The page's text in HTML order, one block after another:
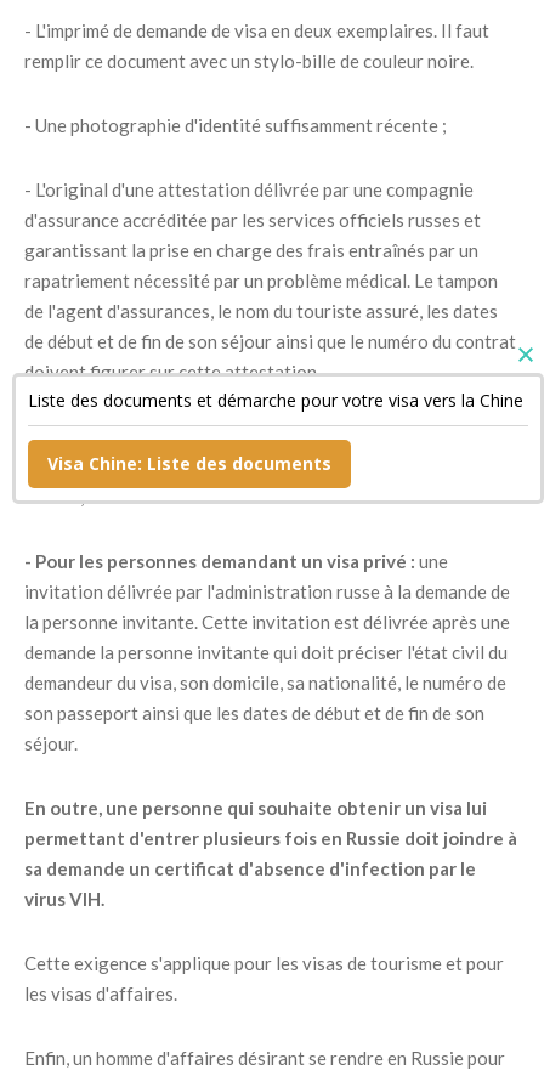
- L'imprimé de demande de visa en deux exemplaires. Il faut
remplir ce document avec un stylo-bille de couleur noire.
- Une photographie d'identité suffisamment récente ;
- L'original d'une attestation délivrée par une compagnie
d'assurance accréditée par les services officiels russes et
garantissant la prise en charge des frais entraînés par un
rapatriement nécessité par un problème médical. Le tampon
de l'agent d'assurances, le nom du touriste assuré, les dates
de début et de fin de son séjour ainsi que le numéro du contrat
doivent figurer sur cette attestation.
- Un document confirmant la réservation de sa chambre
d'hôtel si son séjour est bref ainsi qu'une copie de son billet de
retour ;
- Pour les personnes demandant un visa privé : une
invitation délivrée par l'administration russe à la demande de
la personne invitante. Cette invitation est délivrée après une
demande la personne invitante qui doit préciser l'état civil du
demandeur du visa, son domicile, sa nationalité, le numéro de
son passeport ainsi que les dates de début et de fin de son
séjour.
En outre, une personne qui souhaite obtenir un visa lui
permettant d'entrer plusieurs fois en Russie doit joindre à
sa demande un certificat d'absence d'infection par le
virus VIH.
Cette exigence s'applique pour les visas de tourisme et pour
les visas d'affaires.
Enfin, un homme d'affaires désirant se rendre en Russie pour
Liste des documents et démarche pour votre visa vers la Chine
Visa Chine: Liste des documents